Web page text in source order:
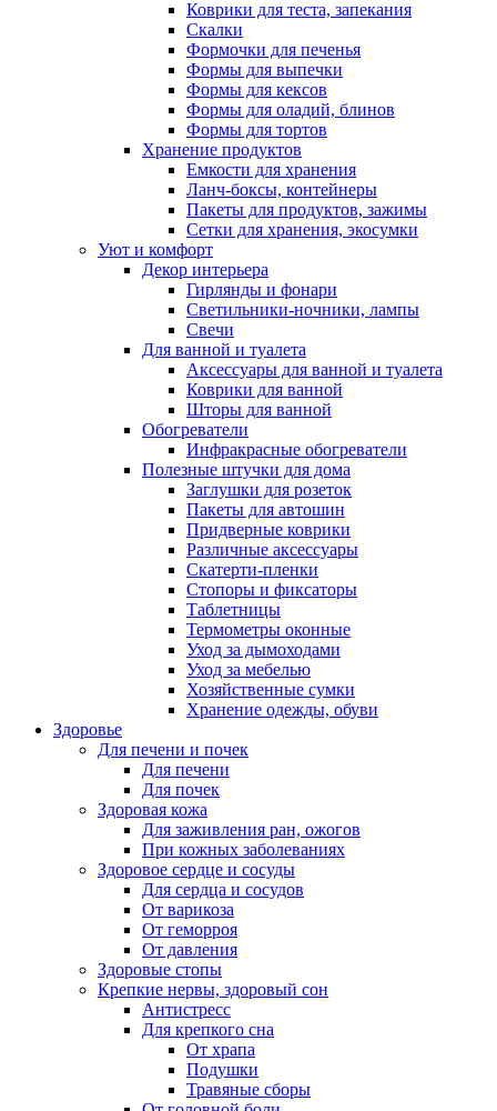
Коврики для теста, запекания
Скалки
Формочки для печенья
Формы для выпечки
Формы для кексов
Формы для оладий, блинов
Формы для тортов
Хранение продуктов
Емкости для хранения
Ланч-боксы, контейнеры
Пакеты для продуктов, зажимы
Сетки для хранения, экосумки
Уют и комфорт
Декор интерьера
Гирлянды и фонари
Светильники-ночники, лампы
Свечи
Для ванной и туалета
Аксессуары для ванной и туалета
Коврики для ванной
Шторы для ванной
Обогреватели
Инфракрасные обогреватели
Полезные штучки для дома
Заглушки для розеток
Пакеты для автошин
Придверные коврики
Различные аксессуары
Скатерти-пленки
Стопоры и фиксаторы
Таблетницы
Термометры оконные
Уход за дымоходами
Уход за мебелью
Хозяйственные сумки
Хранение одежды, обуви
Здоровье
Для печени и почек
Для печени
Для почек
Здоровая кожа
Для заживления ран, ожогов
При кожных заболеваниях
Здоровое сердце и сосуды
Для сердца и сосудов
От варикоза
От геморроя
От давления
Здоровые стопы
Крепкие нервы, здоровый сон
Антистресс
Для крепкого сна
От храпа
Подушки
Травяные сборы